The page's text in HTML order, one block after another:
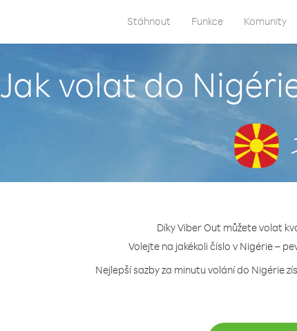
Stáhnout Funkce Komunity
Jak volat do
Díky Viber Out můžete volat
Volejte na jakékoli číslo v Nigérie –
Nejlepší sazby za minutu volání do Nigérie